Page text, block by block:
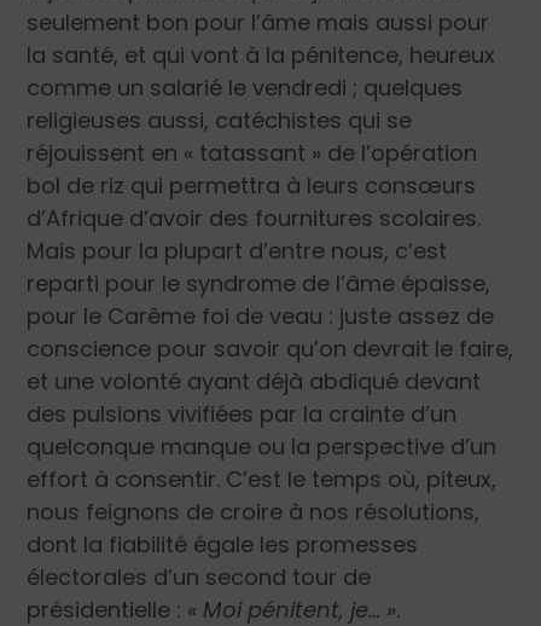
seulement bon pour l’âme mais aussi pour
la santé, et qui vont à la pénitence, heureux
comme un salarié le vendredi ; quelques
religieuses aussi, catéchistes qui se
réjouissent en « tatassant » de l’opération
bol de riz qui permettra à leurs consœurs
d’Afrique d’avoir des fournitures scolaires.
Mais pour la plupart d’entre nous, c’est
reparti pour le syndrome de l’âme épaisse,
pour le Carême foi de veau : juste assez de
conscience pour savoir qu’on devrait le faire,
et une volonté ayant déjà abdiqué devant
des pulsions vivifiées par la crainte d’un
quelconque manque ou la perspective d’un
effort à consentir. C’est le temps où, piteux,
nous feignons de croire à nos résolutions,
dont la fiabilité égale les promesses
électorales d’un second tour de
présidentielle : « Moi pénitent, je… ».